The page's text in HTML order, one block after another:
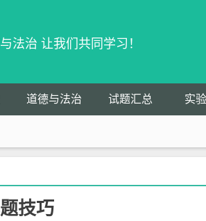
法治 让我们共同学习！
道德与法治 试题汇总 实
技巧